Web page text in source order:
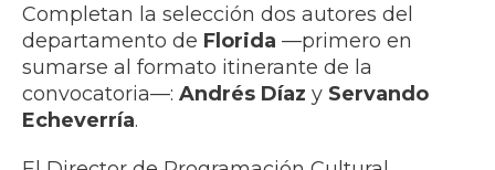
Completan la selección dos autores del
departamento de Florida —primero en
sumarse al formato itinerante de la
convocatoria—: Andrés Díaz y Servando
Echeverría.